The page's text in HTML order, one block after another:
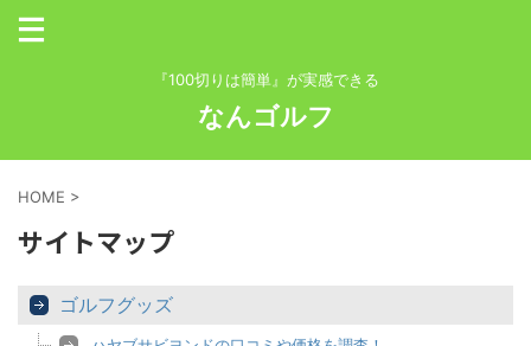
『100切りは簡単』が実感できる
なんゴルフ
HOME >
サイトマップ
ゴルフグッズ